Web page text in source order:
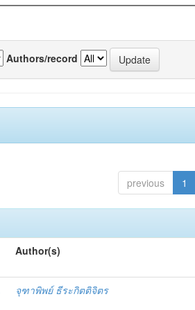
Authors/record
previous 1
Author(s)
จุฑาพิพย์ ธีระกิตติจิตร